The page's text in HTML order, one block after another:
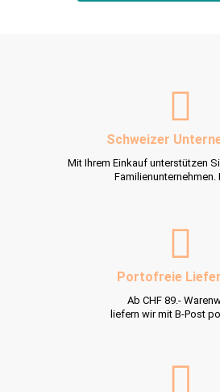
Schweizer
Mit Ihrem Einkauf unterstützen
Familienunternehmen.
Portofreie
Ab CHF 89.-
liefern wir mit B-Post